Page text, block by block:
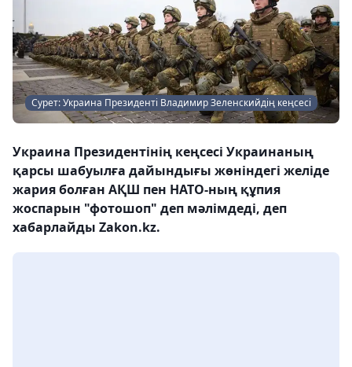
Сурет: Украина Президенті Владимир Зеленскийдің кеңсесі
Украина Президентінің кеңсесі Украинаның
қарсы шабуылға дайындығы жөніндегі желіде
жария болған АҚШ пен НАТО-ның құпия
жоспарын "фотошоп" деп мәлімдеді, деп
хабарлайды Zakon.kz.